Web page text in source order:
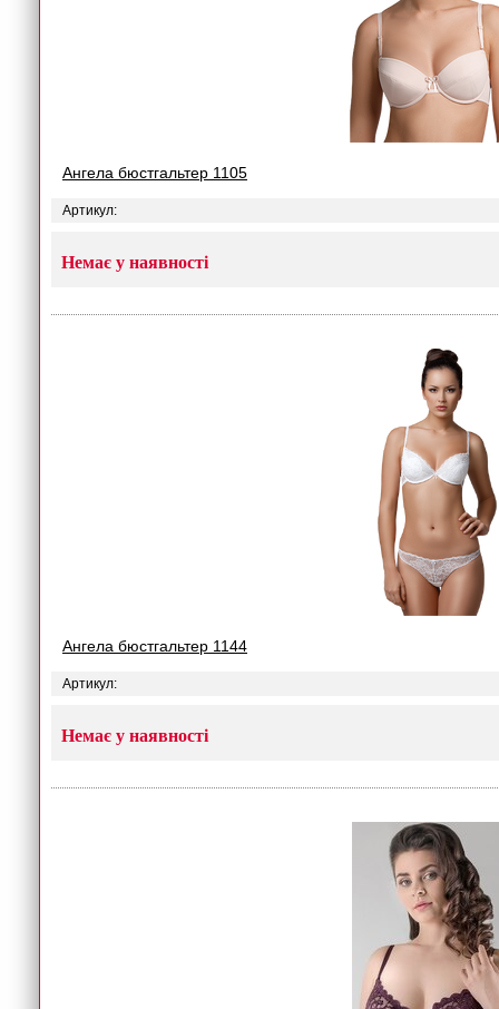
Ангела бюстгальтер 1105
Артикул:
Немає у наявності
Ангела бюстгальтер 1144
Артикул:
Немає у наявності